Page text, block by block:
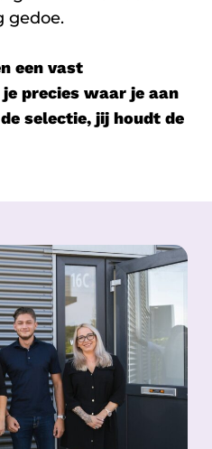
gedoe.
een vast
precies waar je aan
selectie, jij houdt de